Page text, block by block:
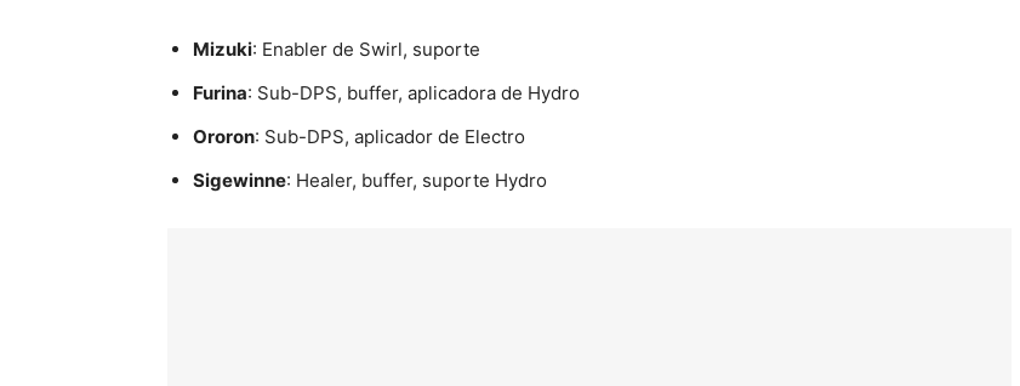
Mizuki: Enabler de Swirl, suporte
Furina: Sub-DPS, buffer, aplicadora de Hydro
Ororon: Sub-DPS, aplicador de Electro
Sigewinne: Healer, buffer, suporte Hydro